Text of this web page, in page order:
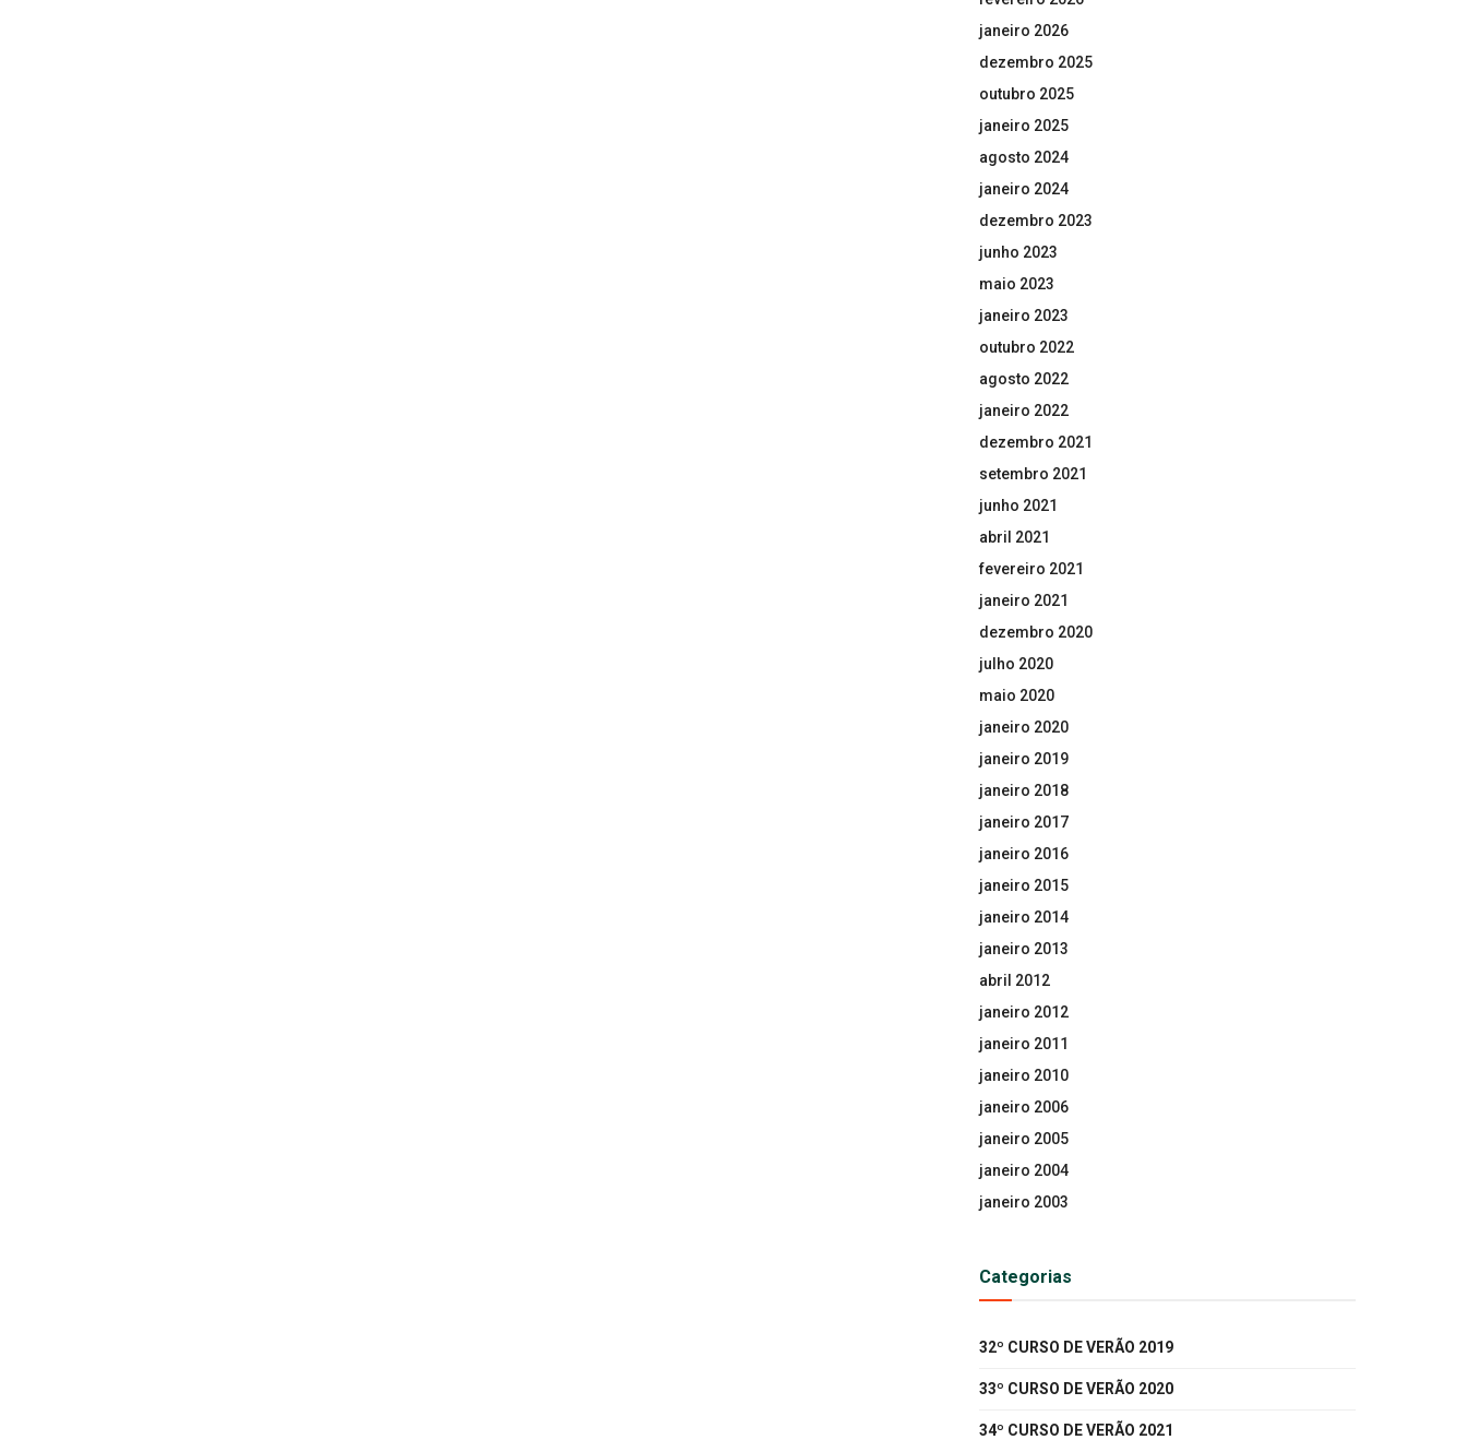
janeiro 2026
dezembro 2025
outubro 2025
janeiro 2025
agosto 2024
janeiro 2024
dezembro 2023
junho 2023
maio 2023
janeiro 2023
outubro 2022
agosto 2022
janeiro 2022
dezembro 2021
setembro 2021
junho 2021
abril 2021
fevereiro 2021
janeiro 2021
dezembro 2020
julho 2020
maio 2020
janeiro 2020
janeiro 2019
janeiro 2018
janeiro 2017
janeiro 2016
janeiro 2015
janeiro 2014
janeiro 2013
abril 2012
janeiro 2012
janeiro 2011
janeiro 2010
janeiro 2006
janeiro 2005
janeiro 2004
janeiro 2003
Categorias
32º CURSO DE VERÃO 2019
33º CURSO DE VERÃO 2020
34º CURSO DE VERÃO 2021